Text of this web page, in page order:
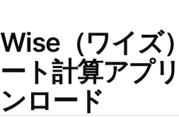
Wise（ワイズ
ート計算アプ
ンロード